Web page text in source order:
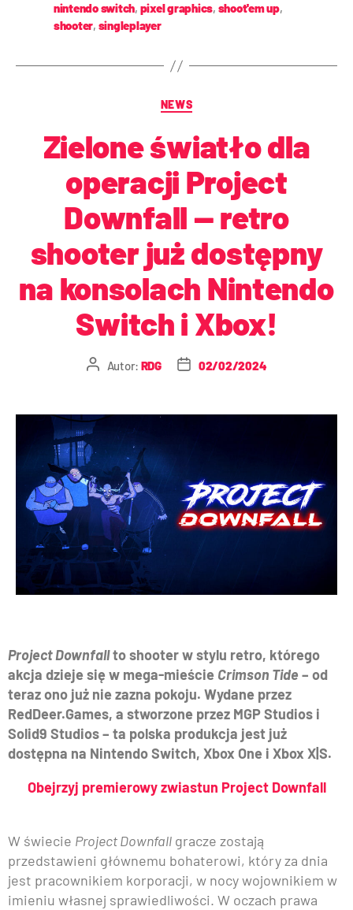
nintendo switch, pixel graphics, shoot'em up,
shooter, singleplayer
NEWS
Zielone światło dla
operacji Project
Downfall — retro
shooter już dostępny
na konsolach Nintendo
Switch i Xbox!
Autor: RDG 02/02/2024
Project Downfallto shooter w stylu retro, którego
akcja dzieje się w mega-mieście Crimson Tide – od
teraz ono już nie zazna pokoju. Wydane przez
RedDeer.Games, a stworzone przez MGP Studios i
Solid9 Studios – ta polska produkcja jest już
dostępna na Nintendo Switch, Xbox One i Xbox X|S.
Obejrzyj premierowy zwiastun Project Downfall
W świecie Project Downfall gracze zostają
przedstawieni głównemu bohaterowi, który za dnia
jest pracownikiem korporacji, w nocy wojownikiem w
imieniu własnej sprawiedliwości. W oczach prawa